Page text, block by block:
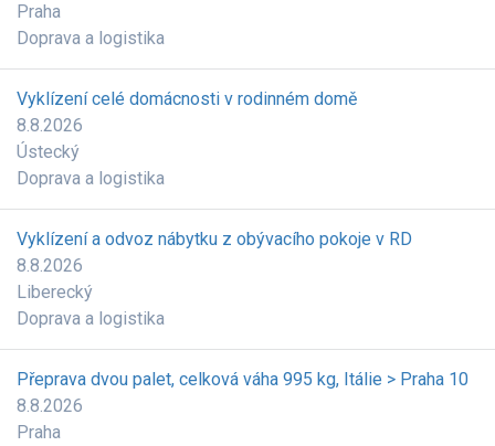
Praha
Doprava a logistika
Vyklízení celé domácnosti v rodinném domě
8.8.2026
Ústecký
Doprava a logistika
Vyklízení a odvoz nábytku z obývacího pokoje v RD
8.8.2026
Liberecký
Doprava a logistika
Přeprava dvou palet, celková váha 995 kg, Itálie > Praha 10
8.8.2026
Praha